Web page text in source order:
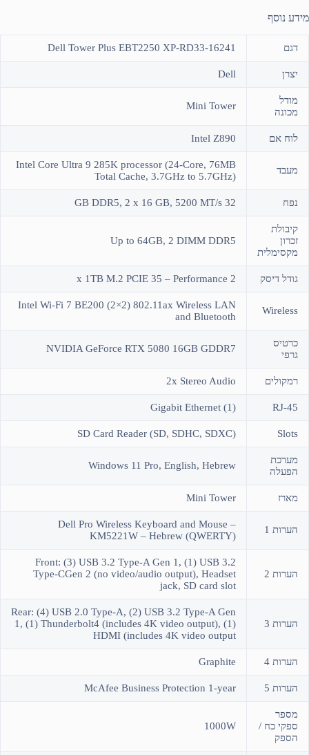
מידע נוסף
דגם Dell Tower Plus EBT2250 XP-RD33-16241
יצרן Dell
מודל
מכונה
Mini Tower
לוח אם Intel Z890
מעבד
Intel Core Ultra 9 285K processor (24-Core, 76MB
Total Cache, 3.7GHz to 5.7GHz)
נפח 32 GB DDR5, 2 x 16 GB, 5200 MT/s
קיבולת
זכרון
מקסימלית
Up to 64GB, 2 DIMM DDR5
גודל דיסק 2 x 1TB M.2 PCIE 35 – Performance
Wireless
Intel Wi-Fi 7 BE200 (2×2) 802.11ax Wireless LAN
and Bluetooth
כרטיס
גרפי
NVIDIA GeForce RTX 5080 16GB GDDR7
רמקולים 2x Stereo Audio
RJ-45
(1) Gigabit Ethernet
Slots
SD Card Reader (SD, SDHC, SDXC)
מערכת
הפעלה
Windows 11 Pro, English, Hebrew
מארז Mini Tower
הערות 1
Dell Pro Wireless Keyboard and Mouse –
KM5221W – Hebrew (QWERTY)
הערות 2
Front: (3) USB 3.2 Type-A Gen 1, (1) USB 3.2
Type-CGen 2 (no video/audio output), Headset
jack, SD card slot
הערות 3
Rear: (4) USB 2.0 Type-A, (2) USB 3.2 Type-A Gen
1, (1) Thunderbolt4 (includes 4K video output), (1)
HDMI (includes 4K video output
הערות 4 Graphite
הערות 5 McAfee Business Protection 1-year
מספר
ספקי כח /
הספק
1000W